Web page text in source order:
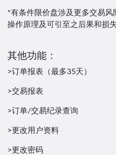
*有条件限价盘涉及更多交易
操作原理及可引至之后果和损
其他功能：
>订单报表（最多35天）
>交易报表
>订单/交易纪录查询
>更改用户资料
>更改密码